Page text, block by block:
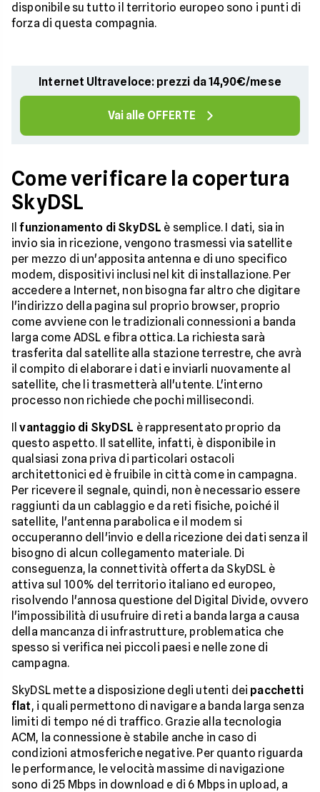
disponibile su tutto il territorio europeo sono i punti di
forza di questa compagnia.
Internet Ultraveloce: prezzi da 14,90€/mese
Vai alle OFFERTE
Come verificare la copertura
SkyDSL
Ilfunzionamento di SkyDSL è semplice. I dati, sia in
invio sia in ricezione, vengono trasmessi via satellite
per mezzo di un'apposita antenna e di uno specifico
modem, dispositivi inclusi nel kit di installazione. Per
accedere a Internet, non bisogna far altro che digitare
l'indirizzo della pagina sul proprio browser, proprio
come avviene con le tradizionali connessioni a banda
larga come ADSL e fibra ottica. La richiesta sarà
trasferita dal satellite alla stazione terrestre, che avrà
il compito di elaborare i dati e inviarli nuovamente al
satellite, che li trasmetterà all'utente. L'interno
processo non richiede che pochi millisecondi.
Ilvantaggio di SkyDSL è rappresentato proprio da
questo aspetto. Il satellite, infatti, è disponibile in
qualsiasi zona priva di particolari ostacoli
architettonici ed è fruibile in città come in campagna.
Per ricevere il segnale, quindi, non è necessario essere
raggiunti da un cablaggio e da reti fisiche, poiché il
satellite, l'antenna parabolica e il modem si
occuperanno dell'invio e della ricezione dei dati senza il
bisogno di alcun collegamento materiale. Di
conseguenza, la connettività offerta da SkyDSL è
attiva sul 100% del territorio italiano ed europeo,
risolvendo l'annosa questione del Digital Divide, ovvero
l'impossibilità di usufruire di reti a banda larga a causa
della mancanza di infrastrutture, problematica che
spesso si verifica nei piccoli paesi e nelle zone di
campagna.
SkyDSL mette a disposizione degli utenti dei pacchetti
flat, i quali permettono di navigare a banda larga senza
limiti di tempo né di traffico. Grazie alla tecnologia
ACM, la connessione è stabile anche in caso di
condizioni atmosferiche negative. Per quanto riguarda
le performance, le velocità massime di navigazione
sono di 25 Mbps in download e di 6 Mbps in upload, a